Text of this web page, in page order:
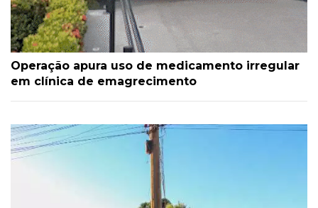
Operação apura uso de medicamento irregular
em clínica de emagrecimento